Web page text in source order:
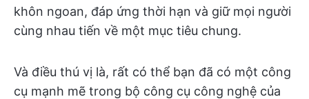
khôn ngoan, đáp ứng thời hạn và giữ mọi người
cùng nhau tiến về một mục tiêu chung.
Và điều thú vị là, rất có thể bạn đã có một công
cụ mạnh mẽ trong bộ công cụ công nghệ của